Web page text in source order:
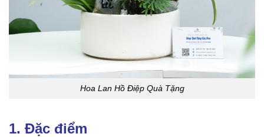
Hoa Lan Hồ Điệp Quà Tặng
1. Đặc điểm